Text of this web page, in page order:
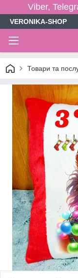
Viber,
VERONIKA-SHOP
Товари та